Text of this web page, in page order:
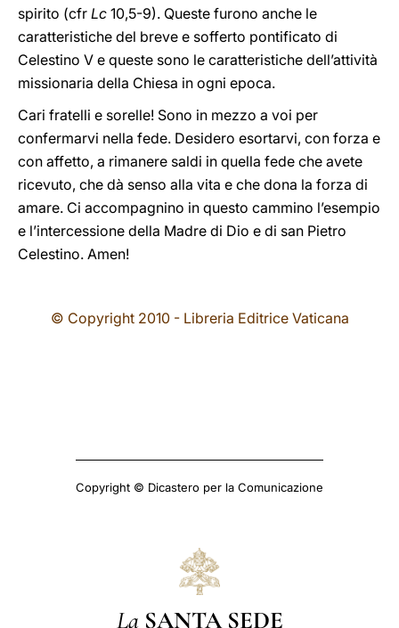
spirito (cfr Lc 10,5-9). Queste furono anche le
caratteristiche del breve e sofferto pontificato di
Celestino V e queste sono le caratteristiche dell’attività
missionaria della Chiesa in ogni epoca.
Cari fratelli e sorelle! Sono in mezzo a voi per
confermarvi nella fede. Desidero esortarvi, con forza e
con affetto, a rimanere saldi in quella fede che avete
ricevuto, che dà senso alla vita e che dona la forza di
amare. Ci accompagnino in questo cammino l’esempio
e l’intercessione della Madre di Dio e di san Pietro
Celestino. Amen!
© Copyright 2010 - Libreria Editrice Vaticana
Copyright © Dicastero per la Comunicazione
La SANTA SEDE